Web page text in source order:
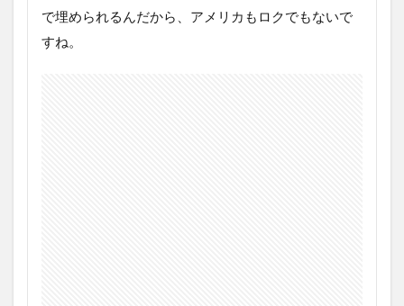
で埋められるんだから、アメリカもロクでもないで
すね。